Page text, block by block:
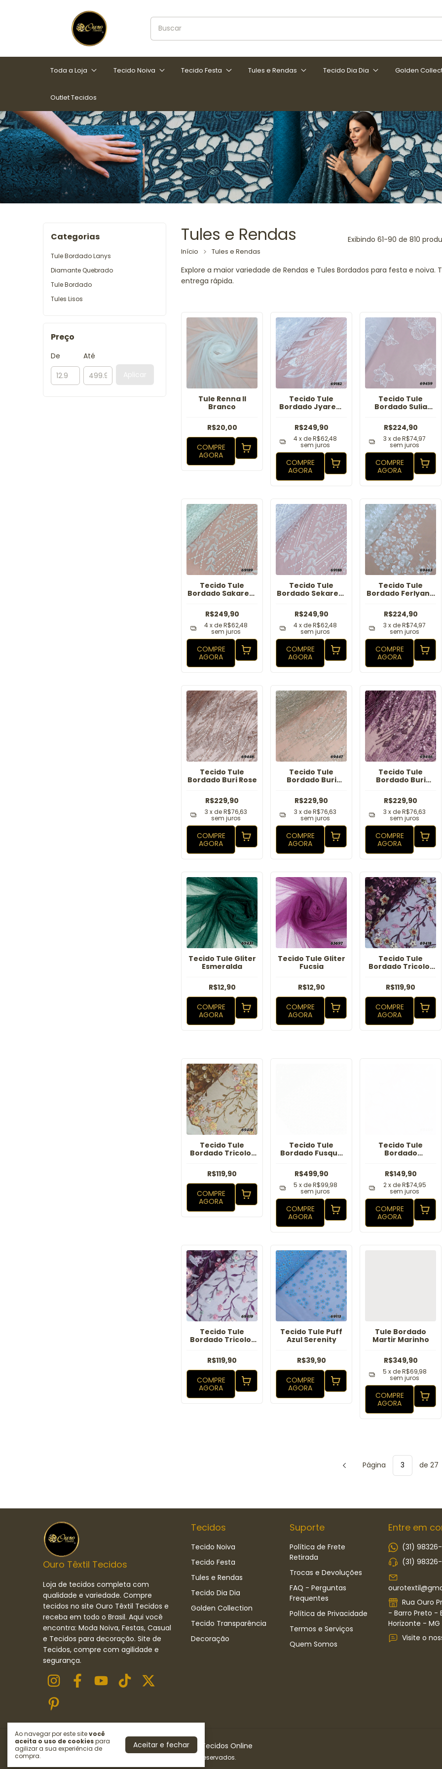
Toda a Loja Tecido Noiva Tecido Festa Tules e Rendas Tecido Dia Dia Golden
Outlet Tecidos
Ao navegar por este sitevocê
aceita o uso de cookiespara
agilizar a sua experiência de
compra.
Aceitar e fechar
Categorias
Tule Bordado Lanys
Diamante Quebrado
Tule Bordado
Tules Lisos
Preço
De
Até
Aplicar
Tules e Rendas
Início Tules e Rendas
Exibindo 61-90 de 810
Explore a maior variedade de Rendas e Tules Bordados para festa e noiva.
entrega rápida.
Tule Renna II
Branco
R$20,00
COMPRE
AGORA
Tecido Tule
Bordado Jyarem
R$249,90
4x deR$62,48
sem juros
COMPRE
AGORA
Tecido Tule
Bordado Sulia
R$224,90
3 x deR$74,97
sem juros
COMPRE
AGORA
Tecido Tule
Bordado Sakarem
R$249,90
4x deR$62,48
sem juros
COMPRE
AGORA
Tecido Tule
Bordado Sekarem
R$249,90
4x deR$62,48
sem juros
COMPRE
AGORA
Tecido Tule
Bordado Ferlyane
R$224,90
3 x deR$74,97
sem juros
COMPRE
AGORA
Tecido Tule
Bordado Buri Rose
R$229,90
3 x deR$76,63
sem juros
COMPRE
AGORA
Tecido Tule
Bordado Buri
R$229,90
3 x deR$76,63
sem juros
COMPRE
AGORA
Tecido Tule
Bordado Buri
R$229,90
3 x deR$76,63
sem juros
COMPRE
AGORA
Tecido Tule Gliter
Esmeralda
R$12,90
COMPRE
AGORA
Tecido Tule Gliter
Fucsia
R$12,90
COMPRE
AGORA
Tecido Tule
Bordado Tricolor
R$119,90
COMPRE
AGORA
Tecido Tule
Bordado Tricolor
R$119,90
COMPRE
AGORA
Tecido Tule
Bordado Fusque
R$499,90
5 x deR$99,98
sem juros
COMPRE
AGORA
Tecido Tule
Bordado
Branco
R$149,90
2 x deR$74,95
sem juros
COMPRE
AGORA
Tecido Tule
Bordado Tricolor
R$119,90
COMPRE
AGORA
Tecido Tule Puff
Azul Serenity
R$39,90
COMPRE
AGORA
Tule Bordado
Martir Marinho
R$349,90
5 x deR$69,98
sem juros
COMPRE
AGORA
Página de 27
Ouro Têxtil Tecidos
Loja de tecidos completa com
qualidade e variedade. Compre
tecidos no site Ouro Têxtil Tecidos e
receba em todo o Brasil. Aqui você
encontra: Moda Noiva, Festas, Casual
e Tecidos para decoração. Site de
Tecidos, compre com agilidade e
segurança.
Tecidos
Tecido Noiva
Tecido Festa
Tules e Rendas
Tecido Dia Dia
Golden Collection
Tecido Transparência
Decoração
Suporte
Política de Frete
Retirada
Trocas e Devoluções
FAQ - Perguntas
Frequentes
Política de Privacidade
Termos e Serviços
Quem Somos
Entre em
(31)
(31)
Rua Ouro
- Barro Preto -
Horizonte - MG
Visite o
Tules e Rendas- Ouro Têxtil Tecidos | Loja de Tecidos Online
©2026. OURO TÊXTIL TECIDOS LTDA . Todos os direitos reservados.